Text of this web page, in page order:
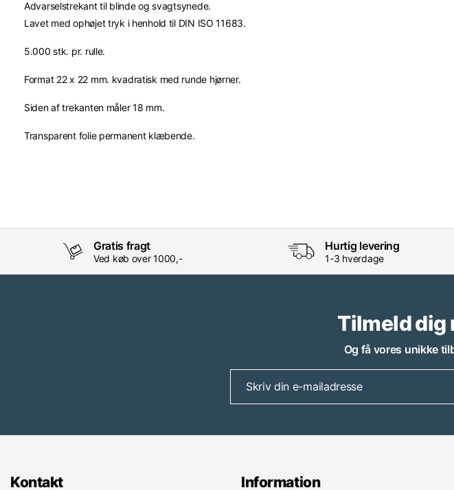
Advarselstrekant til blinde og svagtsynede.
Lavet med ophøjet tryk i henhold til DIN ISO 11683.
5.000 stk. pr. rulle.
Format 22 x 22 mm. kvadratisk med runde hjørner.
Siden af trekanten måler 18 mm.
Transparent folie permanent klæbende.
Gratis fragt
Ved køb over 1000,-
Hurtig levering
1-3 hverdage
Tilmeld dig
Og få vores unikke
Kontakt Information